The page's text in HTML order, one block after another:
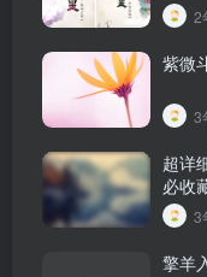
2
紫微
3
超详
必收
3
擎羊